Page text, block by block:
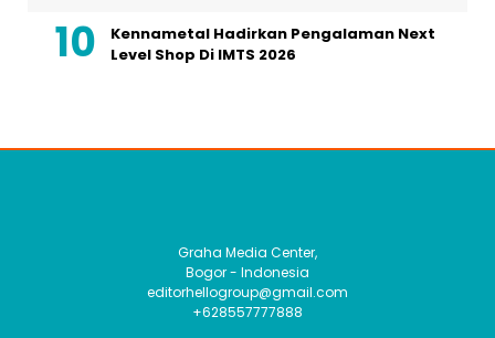
Kennametal Hadirkan Pengalaman Next
Level Shop Di IMTS 2026
Graha Media Center,
Bogor - Indonesia
editorhellogroup@gmail.com
+628557777888